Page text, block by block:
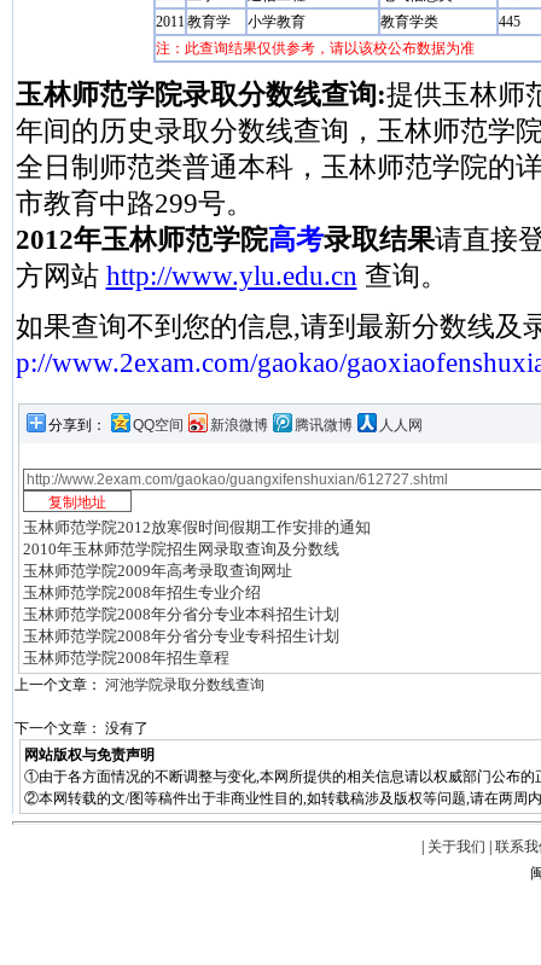
2011教育学 小学教育 教育学类
445
注：此查询结果仅供参考，请以该校公布数据为准
玉林师范学院录取分数线查询:提供玉林师
年间的历史录取分数线查询，玉林师范学
全日制师范类普通本科，玉林师范学院的
市教育中路299号。
2012年玉林师范学院高考录取结果请直接
方网站 http://www.ylu.edu.cn 查询。
如果查询不到您的信息,请到最新分数线及
p://www.2exam.com/gaokao/
分享到： QQ空间 新浪微博 腾讯微博 人人网
玉林师范学院2012放寒假时间假期工作安排的通知
2010年玉林师范学院招生网录取查询及分数线
玉林师范学院2009年高考录取查询网址
玉林师范学院2008年招生专业介绍
玉林师范学院2008年分省分专业本科招生计划
玉林师范学院2008年分省分专业专科招生计划
玉林师范学院2008年招生章程
上一个文章： 河池学院录取分数线查询
下一个文章： 没有了
网站版权与免责声明
①由于各方面情况的不断调整与变化,本网所提供的相关信息请以权威部门公布的
②本网转载的文/图等稿件出于非商业性目的,如转载稿涉及版权等问题,请在两周
关于我们
联系